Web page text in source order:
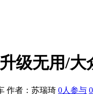
级无用/大
作者： 苏瑞琦 0人参与 0